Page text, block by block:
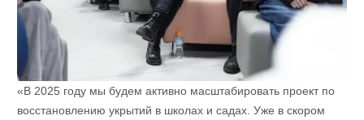
«В 2025 году мы будем активно масштабировать проект по
восстановлению укрытий в школах и садах. Уже в скором